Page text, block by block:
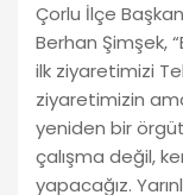
Çorlu İlçe
Berhan Şimşek,
ilk ziyaretimizi
ziyaretimizin
yeniden bir
çalışma değil,
yapacağız.